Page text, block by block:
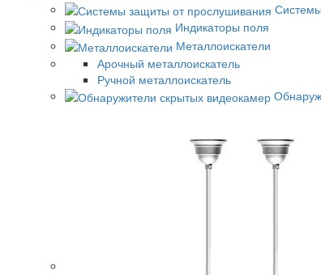
Индикаторы поля
Металлоискатели
Арочный металлоискатель
Ручной металлоискатель